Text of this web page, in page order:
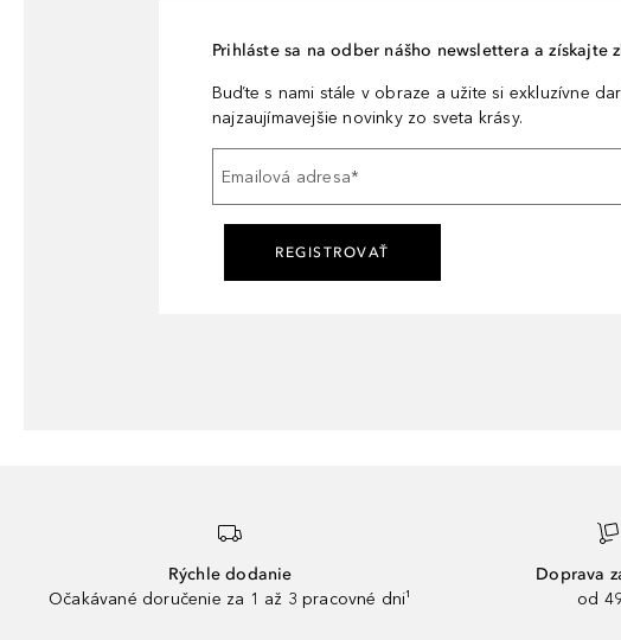
Prihláste sa na odber nášho newslettera a získajte
Buďte s nami stále v obraze a užite si exkluzívne
najzaujímavejšie novinky zo sveta krásy.
Emailová adresa*
REGISTROVAŤ
Rýchle dodanie
Očakávané doručenie za 1 až 3 pracovné dni¹
Doprava
od